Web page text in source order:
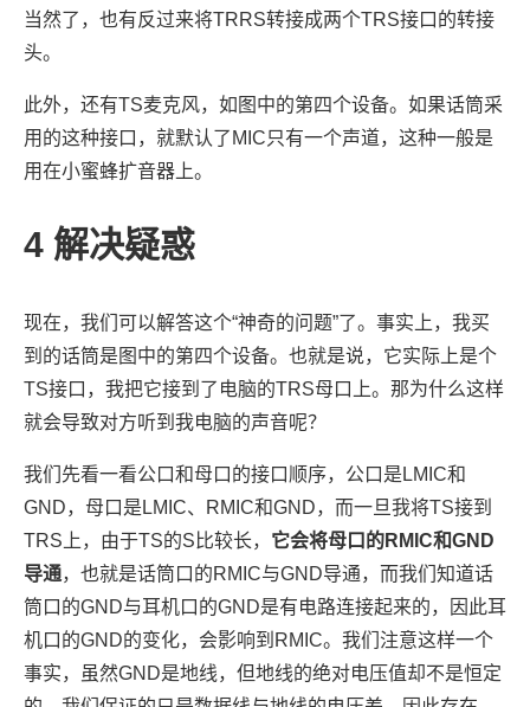
当然了，也有反过来将TRRS转接成两个TRS接口的转接
头。
此外，还有TS麦克风，如图中的第四个设备。如果话筒采
用的这种接口，就默认了MIC只有一个声道，这种一般是
用在小蜜蜂扩音器上。
4 解决疑惑
现在，我们可以解答这个“神奇的问题”了。事实上，我买
到的话筒是图中的第四个设备。也就是说，它实际上是个
TS接口，我把它接到了电脑的TRS母口上。那为什么这样
就会导致对方听到我电脑的声音呢？
我们先看一看公口和母口的接口顺序，公口是LMIC和
GND，母口是LMIC、RMIC和GND，而一旦我将TS接到
TRS上，由于TS的S比较长， 它会将母口的RMIC和GND
导通，也就是话筒口的RMIC与GND导通，而我们知道话
筒口的GND与耳机口的GND是有电路连接起来的，因此耳
机口的GND的变化，会影响到RMIC。我们注意这样一个
事实，虽然GND是地线，但地线的绝对电压值却不是恒定